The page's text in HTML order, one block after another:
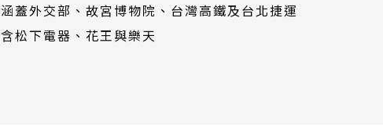
蓋外交部、故宮博物院、台灣高鐵及台北捷運
松下電器、花王與樂天